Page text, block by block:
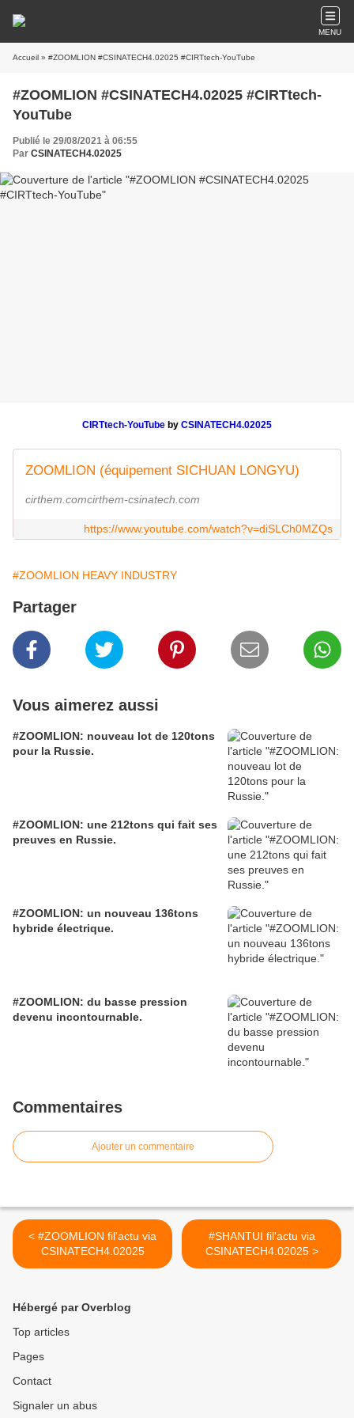
MENU
Accueil » #ZOOMLION #CSINATECH4.02025 #CIRTtech-YouTube
#ZOOMLION #CSINATECH4.02025 #CIRTtech-
YouTube
Publié le 29/08/2021 à 06:55
Par CSINATECH4.02025
CIRTtech-YouTube by CSINATECH4.02025
ZOOMLION (équipement SICHUAN LONGYU)
cirthem.comcirthem-csinatech.com
https://www.youtube.com/watch?v=diSLCh0MZQs
#ZOOMLION HEAVY INDUSTRY
Partager
Vous aimerez aussi
#ZOOMLION: nouveau lot de 120tons
pour la Russie.
#ZOOMLION: une 212tons qui fait ses
preuves en Russie.
#ZOOMLION: un nouveau 136tons
hybride électrique.
#ZOOMLION: du basse pression
devenu incontournable.
Commentaires
Ajouter un commentaire
< #ZOOMLION fil'actu via
CSINATECH4.02025
#SHANTUI fil'actu via
CSINATECH4.02025 >
Hébergé par Overblog
Top articles
Pages
Contact
Signaler un abus